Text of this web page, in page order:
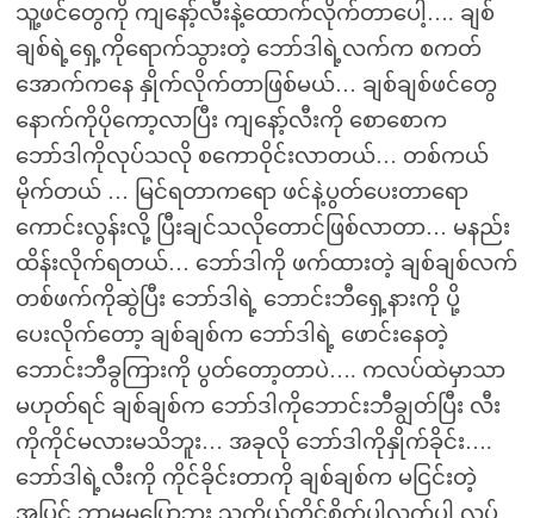
သူ့ဖင်တွေကို ကျနော့်လီးနဲ့ထောက်လိုက်တာပေါ့…. ချစ်
ချစ်ရဲ့ရှေ့ကိုရောက်သွားတဲ့ ဘော်ဒါရဲ့လက်က စကတ်
အောက်ကနေ နှိုက်လိုက်တာဖြစ်မယ်… ချစ်ချစ်ဖင်တွေ
နောက်ကိုပိုကော့လာပြီး ကျနော့်လီးကို စောစောက
ဘော်ဒါကိုလုပ်သလို စကောဝိုင်းလာတယ်… တစ်ကယ်
မိုက်တယ် … မြင်ရတာကရော ဖင်နဲ့ပွတ်ပေးတာရော
ကောင်းလွန်းလို့ ပြီးချင်သလိုတောင်ဖြစ်လာတာ… မနည်း
ထိန်းလိုက်ရတယ်… ဘော်ဒါကို ဖက်ထားတဲ့ ချစ်ချစ်လက်
တစ်ဖက်ကိုဆွဲပြီး ဘော်ဒါရဲ့ ဘောင်းဘီရှေ့နားကို ပို့
ပေးလိုက်တော့ ချစ်ချစ်က ဘော်ဒါရဲ့ ဖောင်းနေတဲ့
ဘောင်းဘီခွကြားကို ပွတ်တော့တာပဲ…. ကလပ်ထဲမှာသာ
မဟုတ်ရင် ချစ်ချစ်က ဘော်ဒါကိုဘောင်းဘီချွတ်ပြီး လီး
ကိုကိုင်မလားမသိဘူး… အခုလို ဘော်ဒါကိုနှိုက်ခိုင်း….
ဘော်ဒါရဲ့လီးကို ကိုင်ခိုင်းတာကို ချစ်ချစ်က မငြင်းတဲ့
အပြင် ဘာမှမပြောဘူး သူကိုယ်တိုင်စိတ်ပါလက်ပါ လုပ်